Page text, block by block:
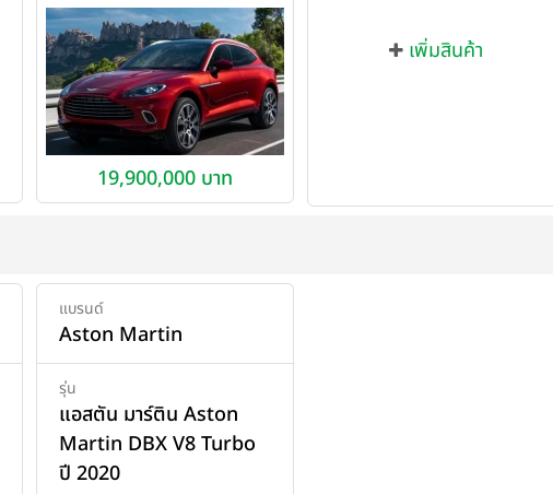
19,900,000 บาท
เพิ่มสินค้า
แบรนด์
Aston Martin
รุ่น
แอสตัน มาร์ติน Aston
Martin DBX V8 Turbo
ปี 2020